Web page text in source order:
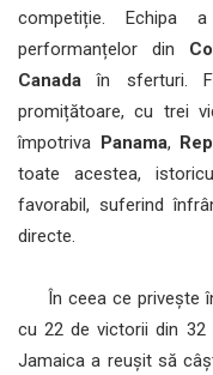
competiție.
performanțelor din
Canada în sferturi.
promițătoare, cu trei
împotriva
Panama,
toate acestea,
favorabil, suferind
directe.
În ceea ce privește
cu 22 de victorii din 32
Jamaica a reușit să